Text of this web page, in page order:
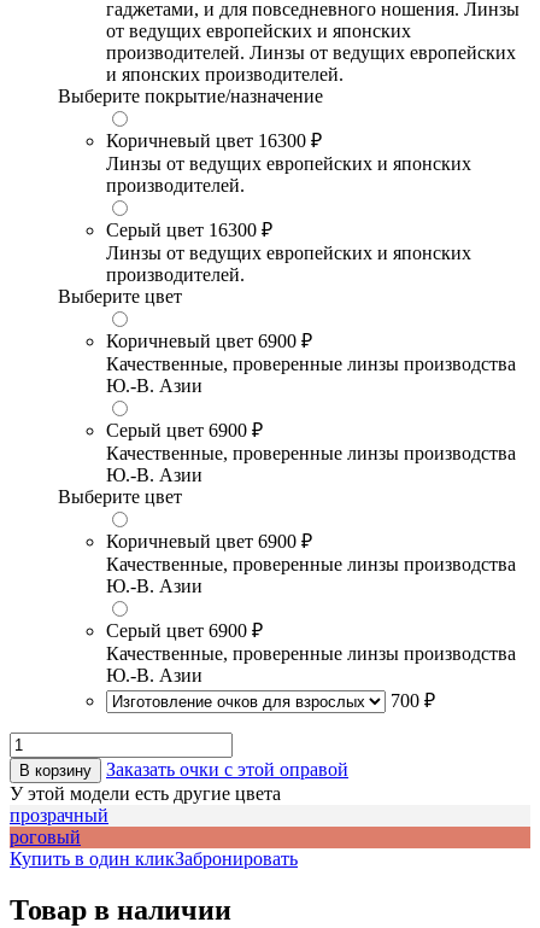
гаджетами, и для повседневного ношения. Линзы
от ведущих европейских и японских
производителей. Линзы от ведущих европейских
и японских производителей.
Выберите покрытие/назначение
Коричневый цвет 16300 ₽
Линзы от ведущих европейских и японских
производителей.
Серый цвет 16300 ₽
Линзы от ведущих европейских и японских
производителей.
Выберите цвет
Коричневый цвет 6900 ₽
Качественные, проверенные линзы производства
Ю.-В. Азии
Серый цвет 6900 ₽
Качественные, проверенные линзы производства
Ю.-В. Азии
Выберите цвет
Коричневый цвет 6900 ₽
Качественные, проверенные линзы производства
Ю.-В. Азии
Серый цвет 6900 ₽
Качественные, проверенные линзы производства
Ю.-В. Азии
700 ₽
В корзину
Заказать очки с этой оправой
У этой модели есть другие цвета
прозрачный
роговый
Купить в один кликЗабронировать
Товар в наличии